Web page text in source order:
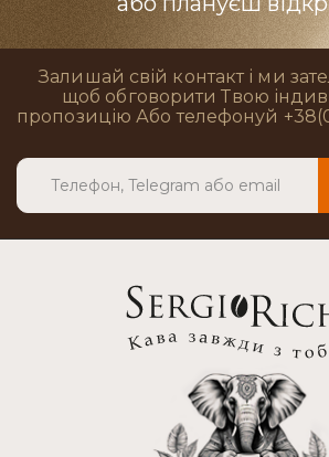
Залишай свій контакт і ми
щоб обговорити Твою
пропозицію Або телефонуй